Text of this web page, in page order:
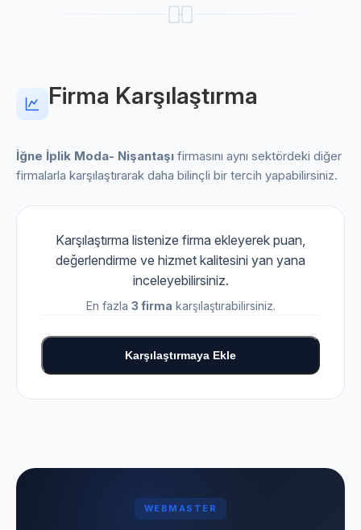
Firma Karşılaştırma
İğne İplik Moda- Nişantaşı firmasını aynı sektördeki diğer
firmalarla karşılaştırarak daha bilinçli bir tercih yapabilirsiniz.
Karşılaştırma listenize firma ekleyerek puan,
değerlendirme ve hizmet kalitesini yan yana
inceleyebilirsiniz.
En fazla 3 firma karşılaştırabilirsiniz.
Karşılaştırmaya Ekle
WEBMASTER